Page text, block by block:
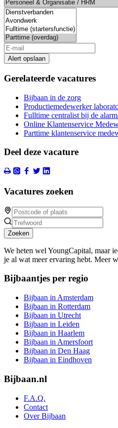
this
field
Alert opslaan
Gerelateerde vacatures
Bijbaan in de zorg
Productiemedewerker
Fulltime centralist bij de
Online Klantenservice
Parttime klantenservice
Deel deze vacature
Vacatures zoeken
Zoeken
We heten wel YoungCapital, maar
je al wat meer ervaring hebt. Meer
Bijbaantjes per regio
Bijbaan in Amsterdam
Bijbaan in Rotterdam
Bijbaan in Utrecht
Bijbaan in Leiden
Bijbaan in Haarlem
Bijbaan in Amersfoort
Bijbaan in Den Haag
Bijbaan in Eindhoven
Bijbaan.nl
F.A.Q.
Contact
Over Bijbaan